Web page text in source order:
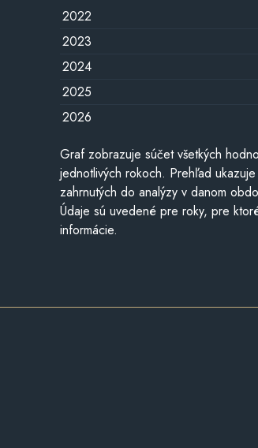
2022
2023
2024
2025
2026
Graf zobrazuje súčet všetkých
jednotlivých rokoch. Prehľad
zahrnutých do analýzy v danom
Údaje sú uvedené pre roky, pre
informácie.